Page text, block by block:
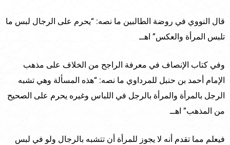
قال النووي في روضة الطالبين ما نصه: “يحرم على الرجال لبس ما
تلبس المرأة والعكس” اهــ
وفي كتاب الإنصاف في معرفة الراجح من الخلاف على مذهب
الإمام أحمد بن حنبل للمرداوي ما نصه: “هذه المسألة وهي تشبه
الرجل بالمرأة والمرأة بالرجل في اللباس وغيره يحرم على الصحيح
من المذهب” اهــ
فيعلم مما تقدم أنه لا يجوز للمرأة أن تتشبه بالرجال ولو في لبس